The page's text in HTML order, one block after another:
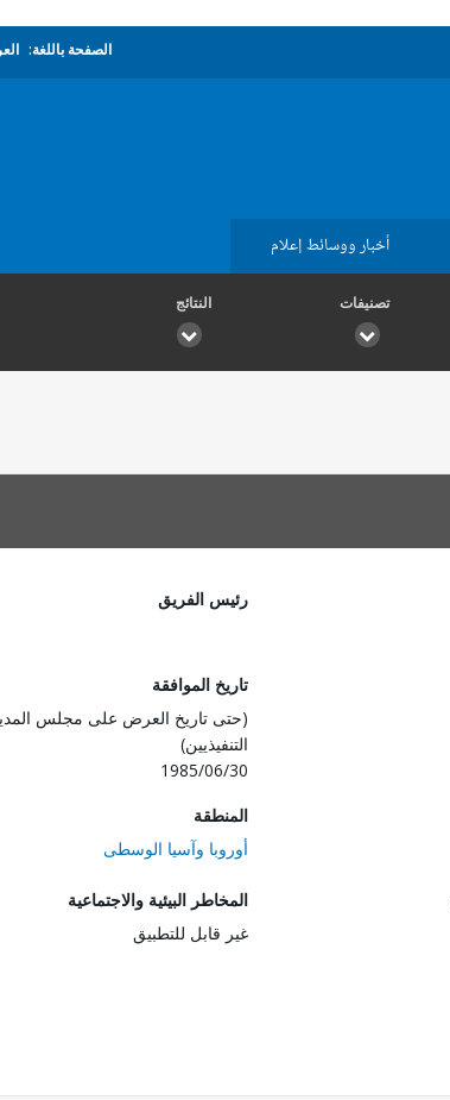
الصفحة باللغة:
أخبار ووسائط إعلام
تصنيفات النتائج
رئيس الفريق
تاريخ الموافقة
(حتى تاريخ العرض على مجلس
التنفيذيين)
1985/06/30
المنطقة
أوروبا وآسيا الوسطى
المخاطر البيئية والاجتماعية
غير قابل للتطبيق